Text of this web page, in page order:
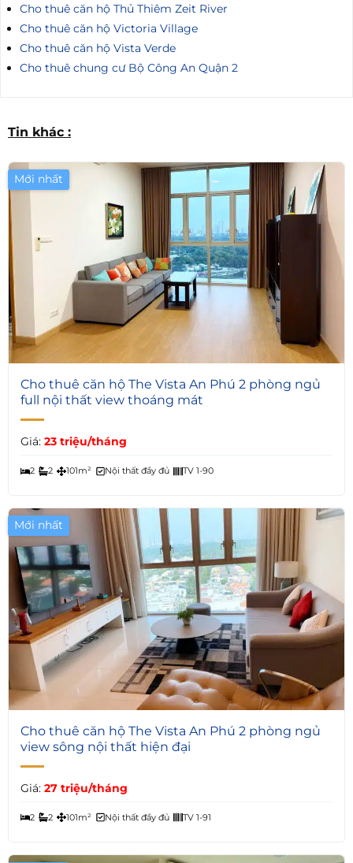
Cho thuê căn hộ Thủ Thiêm Zeit River
Cho thuê căn hộ Victoria Village
Cho thuê căn hộ Vista Verde
Cho thuê chung cư Bộ Công An Quận 2
Tin khác :
Mới nhất
4
Cho thuê căn hộ The Vista An Phú 2 phòng ngủ
full nội thất view thoáng mát
Giá: 23 triệu/tháng
2 2 101m² Nội thất đầy đủ TV 1-90
Mới nhất
6
Cho thuê căn hộ The Vista An Phú 2 phòng ngủ
view sông nội thất hiện đại
Giá: 27 triệu/tháng
2 2 101m² Nội thất đầy đủ TV 1-91